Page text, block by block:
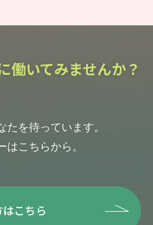
働いてみませんか？
たを待っています。
はこちらから。
こちら